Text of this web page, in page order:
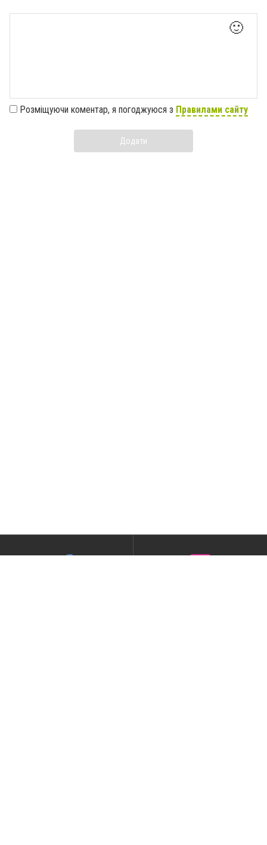
🙂
Розміщуючи коментар, я погоджуюся з Правилами сайту
Додати